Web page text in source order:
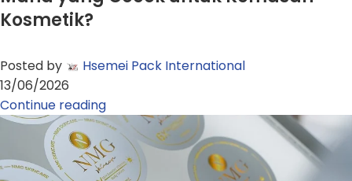
Kosmetik?
Posted by
Hsemei Pack International
13/06/2026
Continue reading